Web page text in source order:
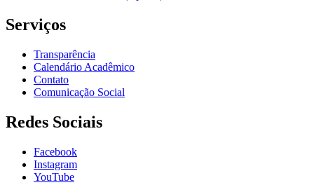
Serviços
Transparência
Calendário Acadêmico
Contato
Comunicação Social
Redes Sociais
Facebook
Instagram
YouTube